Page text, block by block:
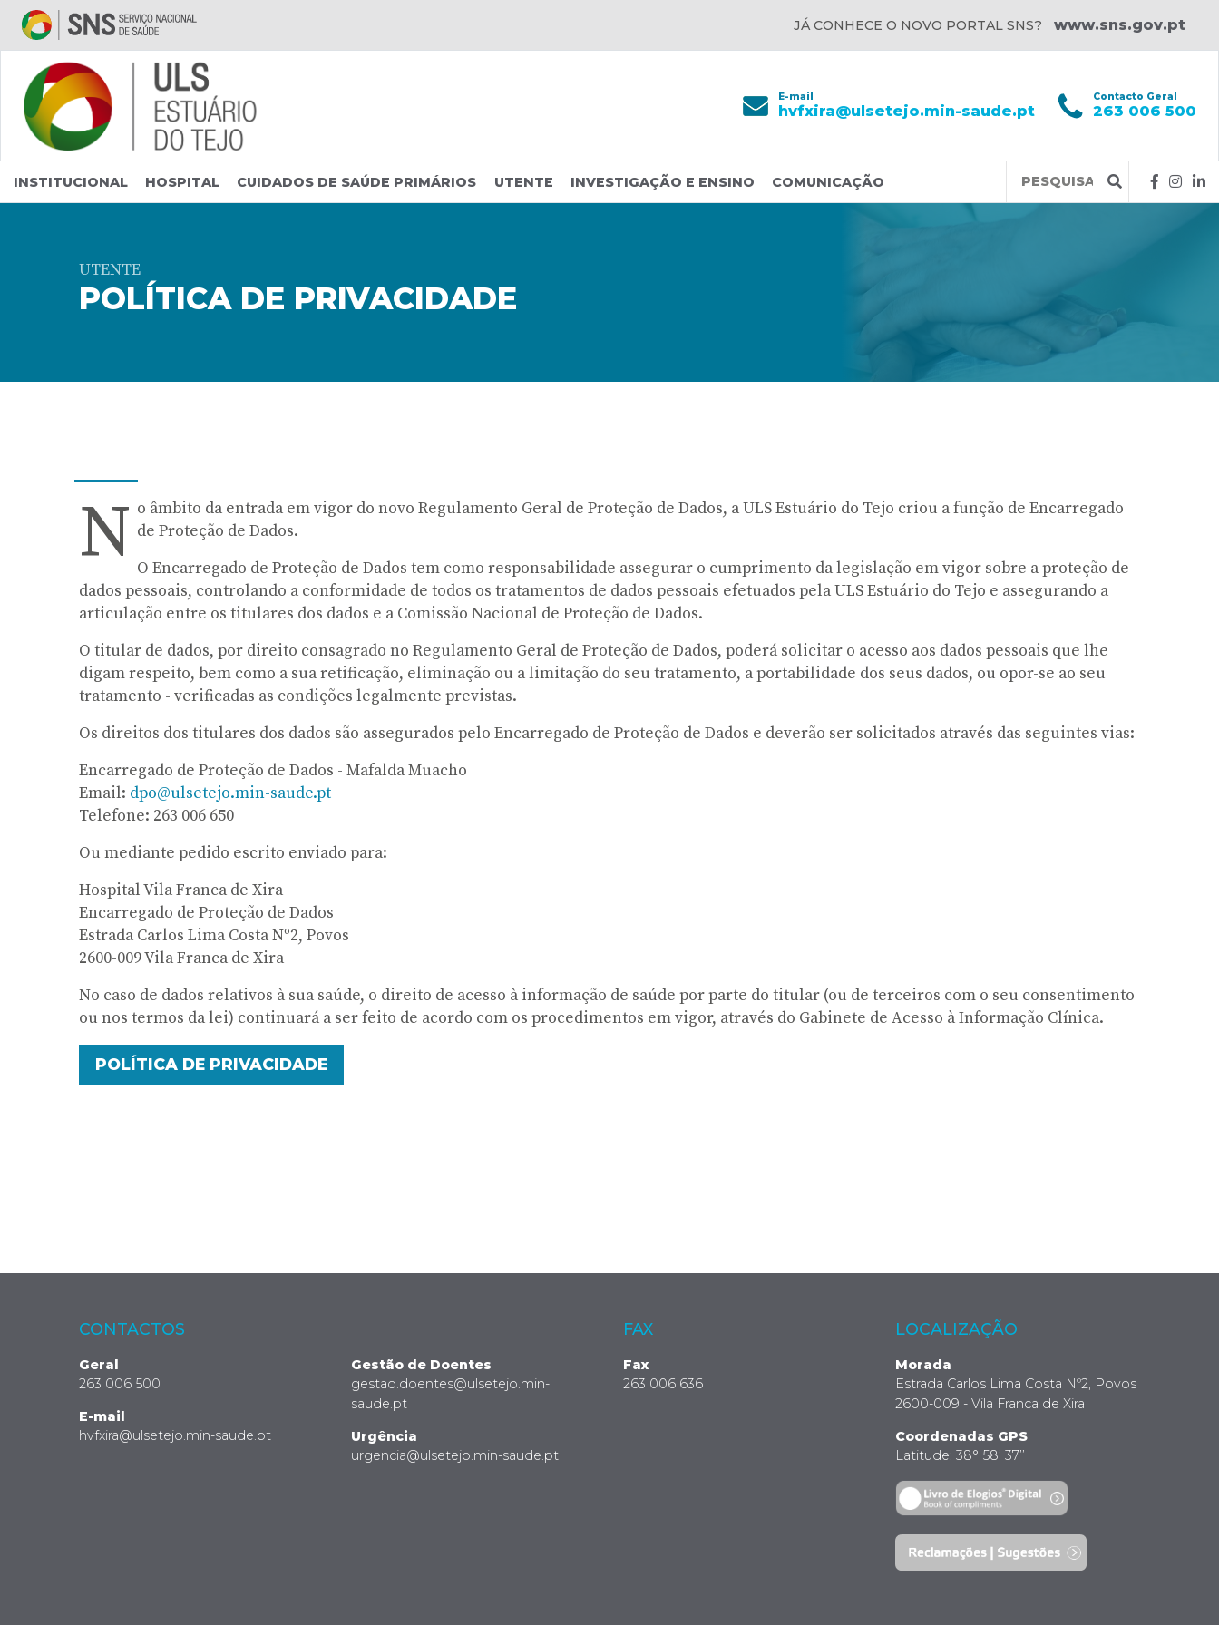
Saltar para conteúdo principal
JÁ CONHECE O NOVO PORTAL SNS? www.sns.gov.pt
E-mail
hvfxira@ulsetejo.min-saude.pt
Contacto Geral
263 006 500
INSTITUCIONAL HOSPITAL CUIDADOS DE SAÚDE PRIMÁRIOS UTENTE INVESTIGAÇÃO E ENSINO COMUNICAÇÃO
Query
UTENTE
POLÍTICA DE PRIVACIDADE
N o âmbito da entrada em vigor do novo Regulamento Geral de Proteção de Dados, a ULS Estuário do Tejo criou a função de Encarregado
de Proteção de Dados.
O Encarregado de Proteção de Dados tem como responsabilidade assegurar o cumprimento da legislação em vigor sobre a proteção de
dados pessoais, controlando a conformidade de todos os tratamentos de dados pessoais efetuados pela ULS Estuário do Tejo e assegurando a
articulação entre os titulares dos dados e a Comissão Nacional de Proteção de Dados.
O titular de dados, por direito consagrado no Regulamento Geral de Proteção de Dados, poderá solicitar o acesso aos dados pessoais que lhe
digam respeito, bem como a sua retificação, eliminação ou a limitação do seu tratamento, a portabilidade dos seus dados, ou opor-se ao seu
tratamento - verificadas as condições legalmente previstas.
Os direitos dos titulares dos dados são assegurados pelo Encarregado de Proteção de Dados e deverão ser solicitados através das seguintes vias:
Encarregado de Proteção de Dados - Mafalda Muacho
Email: dpo@ulsetejo.min-saude.pt
Telefone: 263 006 650
Ou mediante pedido escrito enviado para:
Hospital Vila Franca de Xira
Encarregado de Proteção de Dados
Estrada Carlos Lima Costa Nº2, Povos
2600-009 Vila Franca de Xira
No caso de dados relativos à sua saúde, o direito de acesso à informação de saúde por parte do titular (ou de terceiros com o seu consentimento
ou nos termos da lei) continuará a ser feito de acordo com os procedimentos em vigor, através do Gabinete de Acesso à Informação Clínica.
POLÍTICA DE PRIVACIDADE
CONTACTOS
Geral
263 006 500
E-mail
hvfxira@ulsetejo.min-saude.pt
Gestão de Doentes
gestao.doentes@ulsetejo.min-
saude.pt
Urgência
urgencia@ulsetejo.min-saude.pt
FAX
Fax
263 006 636
LOCALIZAÇÃO
Morada
Estrada Carlos Lima Costa Nº2, Povos
2600-009 - Vila Franca de Xira
Coordenadas GPS
Latitude: 38° 58’ 37’’